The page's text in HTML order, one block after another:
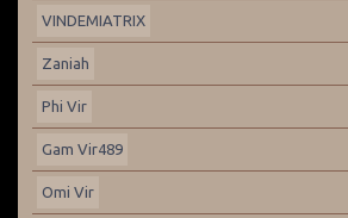
VINDEMIATRIX
Zaniah
Phi Vir
Gam Vir489
Omi Vir